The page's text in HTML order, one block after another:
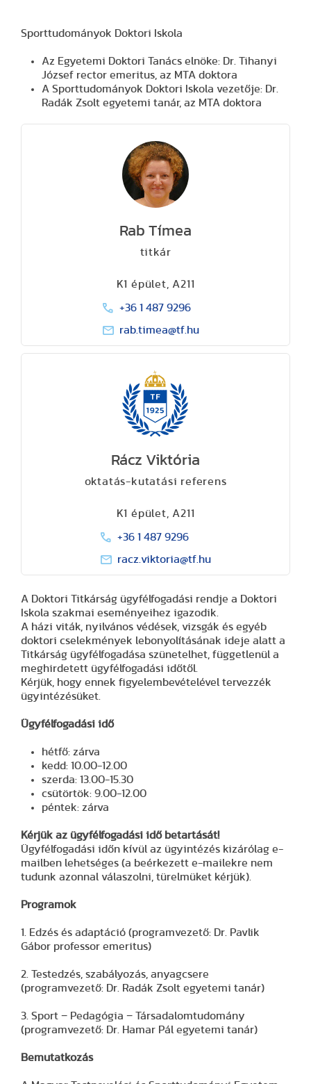
Sporttudományok Doktori Iskola
Az Egyetemi Doktori Tanács elnöke: Dr. Tihanyi
József rector emeritus, az MTA doktora
A Sporttudományok Doktori Iskola vezetője: Dr.
Radák Zsolt egyetemi tanár, az MTA doktora
Rab Tímea
titkár
K1 épület, A211
+36 1 487 9296
rab.timea@tf.hu
Rácz Viktória
oktatás-kutatási referens
K1 épület, A211
+36 1 487 9296
racz.viktoria@tf.hu
A Doktori Titkárság ügyfélfogadási rendje a Doktori
Iskola szakmai eseményeihez igazodik.
A házi viták, nyilvános védések, vizsgák és egyéb
doktori cselekmények lebonyolításának ideje alatt a
Titkárság ügyfélfogadása szünetelhet, függetlenül a
meghirdetett ügyfélfogadási időtől.
Kérjük, hogy ennek figyelembevételével tervezzék
ügyintézésüket.
Ügyfélfogadási idő
hétfő: zárva
kedd: 10.00-12.00
szerda: 13.00-15.30
csütörtök: 9.00-12.00
péntek: zárva
Kérjük az ügyfélfogadási idő betartását!
Ügyfélfogadási időn kívül az ügyintézés kizárólag e-
mailben lehetséges (a beérkezett e-mailekre nem
tudunk azonnal válaszolni, türelmüket kérjük).
Programok
1. Edzés és adaptáció (programvezető: Dr. Pavlik
Gábor professor emeritus)
2. Testedzés, szabályozás, anyagcsere
(programvezető: Dr. Radák Zsolt egyetemi tanár)
3. Sport − Pedagógia − Társadalomtudomány
(programvezető: Dr. Hamar Pál egyetemi tanár)
Bemutatkozás